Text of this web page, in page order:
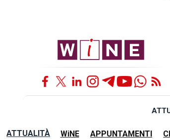
ATTUALITÀ WiNE APPUNTAMENTI